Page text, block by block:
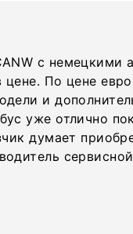
с немецкими
По цене
и
уже отлично
думает